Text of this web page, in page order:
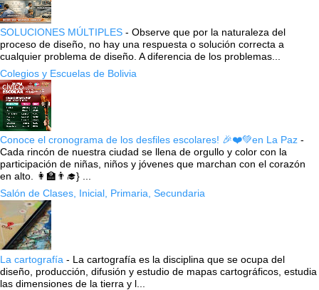
SOLUCIONES MÚLTIPLES - Observe que por la naturaleza del
proceso de diseño, no hay una respuesta o solución correcta a
cualquier problema de diseño. A diferencia de los problemas...
Colegios y Escuelas de Bolivia
Conoce el cronograma de los desfiles escolares! 🎉❤️💚en La Paz -
Cada rincón de nuestra ciudad se llena de orgullo y color con la
participación de niñas, niños y jóvenes que marchan con el corazón
en alto. 👩‍🏫👨‍🎓} ...
Salón de Clases, Inicial, Primaria, Secundaria
La cartografía - La cartografía es la disciplina que se ocupa del
diseño, producción, difusión y estudio de mapas cartográficos, estudia
las dimensiones de la tierra y l...